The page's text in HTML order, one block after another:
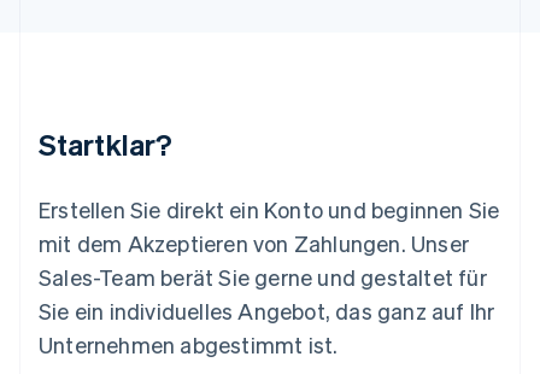
Startklar?
Erstellen Sie direkt ein Konto und beginnen Sie
mit dem Akzeptieren von Zahlungen. Unser
Sales-Team berät Sie gerne und gestaltet für
Sie ein individuelles Angebot, das ganz auf Ihr
Unternehmen abgestimmt ist.
Español English
Niederlande
NederlandsEnglish
English
Österreich
Deutsch
Polen